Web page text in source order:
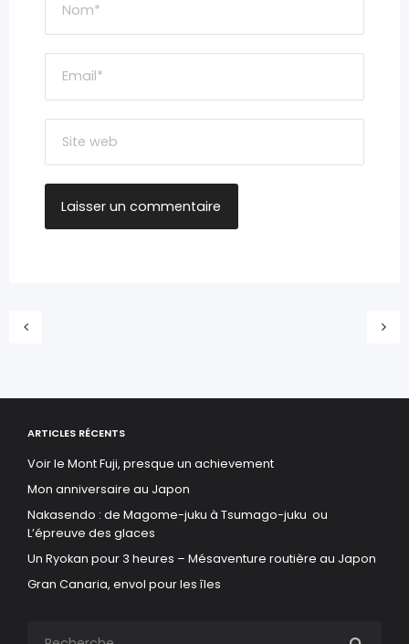
ARTICLES RÉCENTS
Voir le Mont Fuji, presque un achievement
Mon anniversaire au Japon
Nakasendo : de Magome-juku à Tsumago-juku ou
L’épreuve des glaces
Un Ryokan pour 3 heures – Mésaventure routière au Japon
Gran Canaria, envol pour les îles